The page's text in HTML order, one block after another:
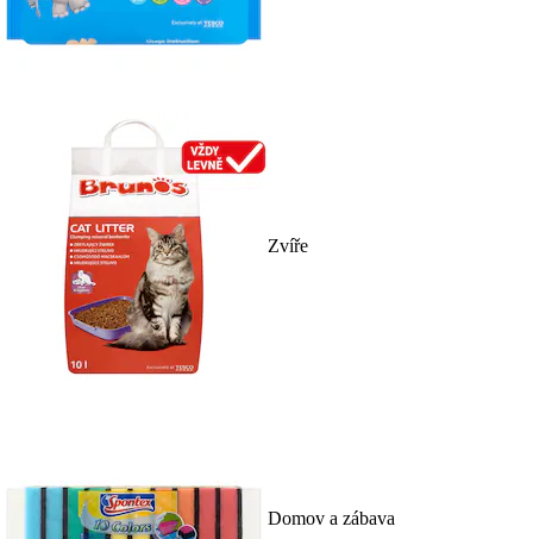
Zvíře
Domov a zábava